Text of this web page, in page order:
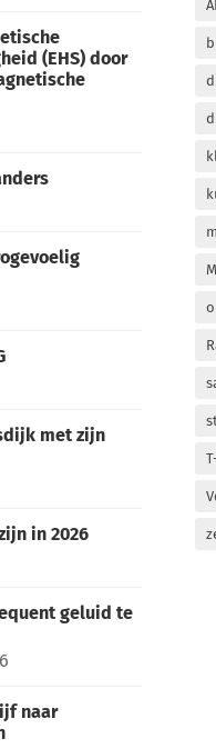
(EHS) door
met zijn
in 2026
geluid te
naar